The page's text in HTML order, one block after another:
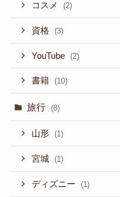
コスメ (2)
資格 (3)
YouTube (2)
書籍 (10)
旅行 (8)
山形 (1)
宮城 (1)
ディズニー (1)